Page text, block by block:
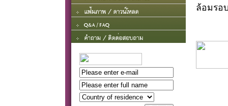
ล้อมรอ